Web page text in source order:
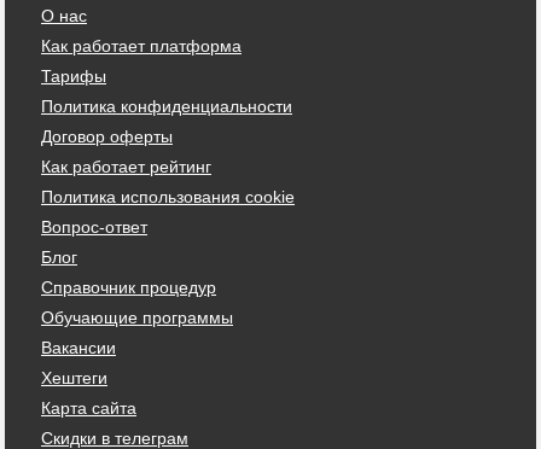
О нас
Как работает платформа
Тарифы
Политика конфиденциальности
Договор оферты
Как работает рейтинг
Политика использования cookie
Вопрос-ответ
Блог
Справочник процедур
Обучающие программы
Вакансии
Хештеги
Карта сайта
Скидки в телеграм